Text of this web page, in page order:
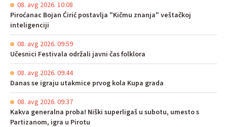
08. avg 2026. 10:08
Piroćanac Bojan Ćirić postavlja "Kičmu znanja" veštačkoj
inteligenciji
08. avg 2026. 09:59
Učesnici Festivala održali javni čas folklora
08. avg 2026. 09:44
Danas se igraju utakmice prvog kola Kupa grada
08. avg 2026. 09:37
Kakva generalna proba! Niški superligaš u subotu, umesto s
Partizanom, igra u Pirotu